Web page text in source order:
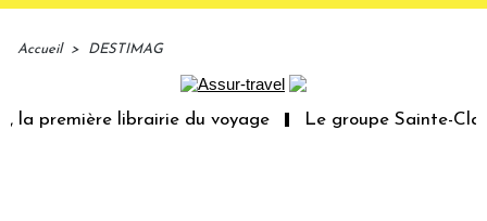
Accueil > DESTIMAG
première librairie du voyage Le groupe Sainte-